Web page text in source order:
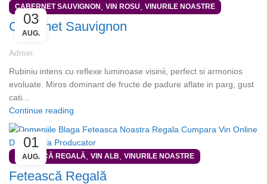
03
AUG.
CABERNET SAUVIGNON VIN ROSU VINURILE NOASTRE
Cabernet Sauvignon
Admin
Rubiniu intens cu reflexe luminoase visinii, perfect si armonios
evoluate. Miros dominant de fructe de padure aflate in parg, gust
cati...
Continue reading
01
AUG.
FETEASCĂ REGALĂ VIN ALB VINURILE NOASTRE
Fetească Regală